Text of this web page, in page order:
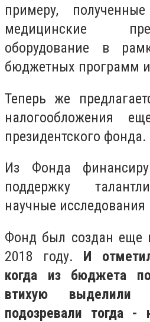
примеру,
медицинские
оборудование в
бюджетных программ
Теперь же
налогообложения
президентского фонда.
Из Фонда
поддержку
научные исследования
Фонд был создан еще
2018 году. И
когда из бюджета
втихую выделили
подозревали тогда -